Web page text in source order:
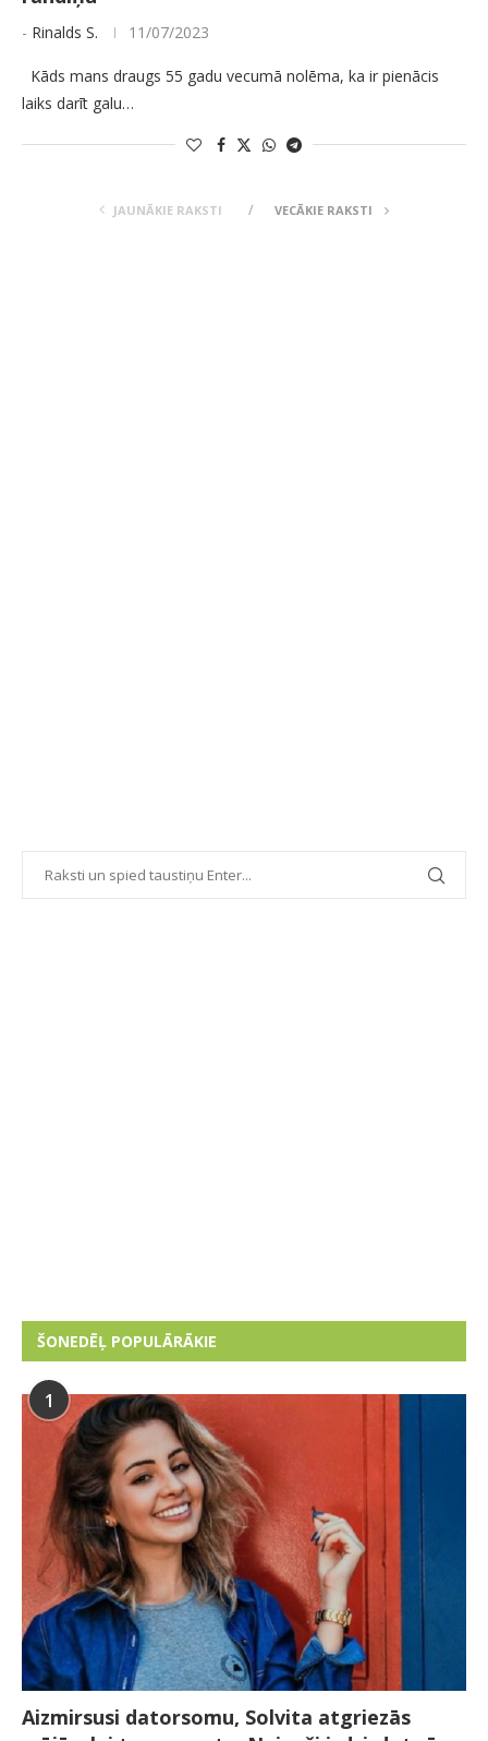
- Rinalds S. 11/07/2023
Kāds mans draugs 55 gadu vecumā nolēma, ka ir pienācis
laiks darīt galu…
JAUNĀKIE RAKSTI VECĀKIE RAKSTI
ŠONEDĒĻ POPULĀRĀKIE
1
Aizmirsusi datorsomu, Solvita atgriezās